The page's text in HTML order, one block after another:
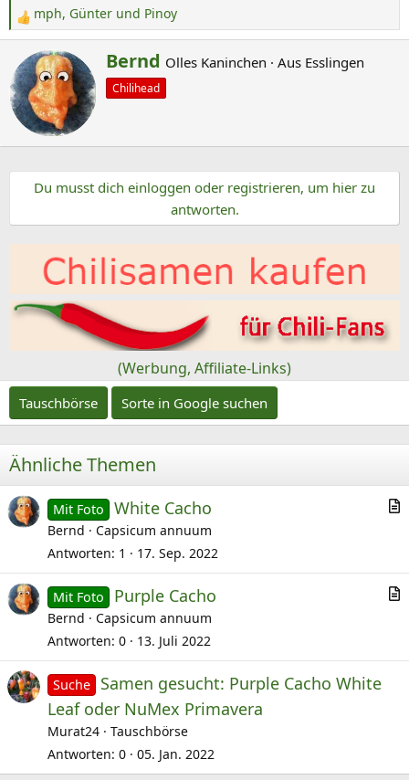
R
e
a
k
t
i
o
:
mph, Günter und Pinoy
G
e
s
h
i
e
o
n
Bernd Olles Kaninchen · Aus Esslingen
Chilihead
Du musst dich einloggen oder registrieren, um hier zu
antworten.
(Werbung, Affiliate-Links)
Tauschbörse Sorte in Google suchen
Ähnliche Themen
i
Mit Foto White Cacho
Bernd
Capsicum annuum
Antworten 1 17. Sep. 2022
i
Mit Foto Purple Cacho
Bernd
Capsicum annuum
Antworten 0 13. Juli 2022
Suche
Samen gesucht: Purple Cacho White
Leaf oder NuMex Primavera
Murat24
Tauschbörse
Antworten 0 05. Jan. 2022